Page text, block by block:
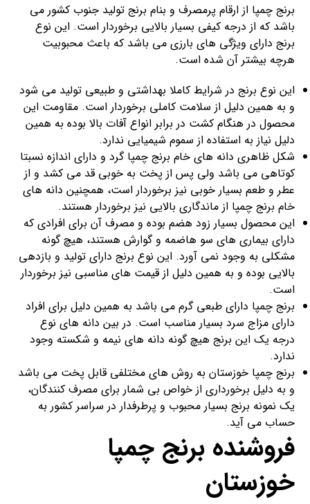
برنج چمپا از ارقام پرمصرف و بنام برنج تولید جنوب کشور می
باشد که از درجه کیفی بسیار بالایی برخوردار است. این نوع
برنج دارای ویژگی های بارزی می باشد که باعث محبوبیت
هرچه بیشتر آن شده است.
این نوع برنج در شرایط کاملا بهداشتی و طبیعی تولید می شود
و به همین دلیل از سلامت کاملی برخوردار است. مقاومت این
محصول در هنگام کشت در برابر انواع آفات بالا بوده به همین
دلیل نیاز به استفاده از سموم شیمیایی ندارد.
شکل ظاهری دانه های خام برنج چمپا گرد و دارای اندازه نسبتا
کوتاهی می باشد ولی پس از پخت به خوبی قد می کشد و از
عطر و طعم بسیار خوبی نیز برخوردار است، همچنین دانه های
خام برنج چمپا از ماندگاری بالایی نیز برخوردار هستند.
این محصول بسیار زود هضم بوده و مصرف آن برای افرادی که
دارای بیماری های سو هاضمه و گوارش هستند، هیچ گونه
مشکلی به وجود نمی آورد. این نوع برنج دارای تولید و بازدهی
بالایی بوده و به همین دلیل از قیمت های مناسبی نیز برخوردار
است.
برنج چمپا دارای طبعی گرم می باشد به همین دلیل برای افراد
دارای مزاج سرد بسیار مناسب است. در بین دانه های نوع
درجه یک این برنج هیچ گونه دانه های نیمه و شکسته وجود
ندارد.
برنج چمپا خوزستان به روش های مختلفی قابل پخت می باشد
و به دلیل برخورداری از خواص بی شمار برای مصرف کنندگان،
یک نمونه برنج بسیار محبوب و پرطرفدار در سراسر کشور به
حساب می آید.
فروشنده برنج چمپا
خوزستان